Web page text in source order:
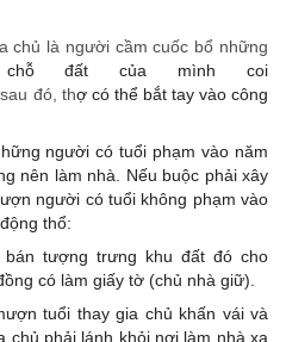
chủ là người cầm cuốc bổ những
đất của mình coi
đó, thợ có thể bắt tay vào công
người có tuổi phạm vào năm
nên làm nhà. Nếu buộc phải xây
người có tuổi không phạm vào
thổ:
tượng trưng khu đất đó cho
có làm giấy tờ (chủ nhà giữ).
tuổi thay gia chủ khấn vái và
chủ phải lánh khỏi nơi làm nhà xa